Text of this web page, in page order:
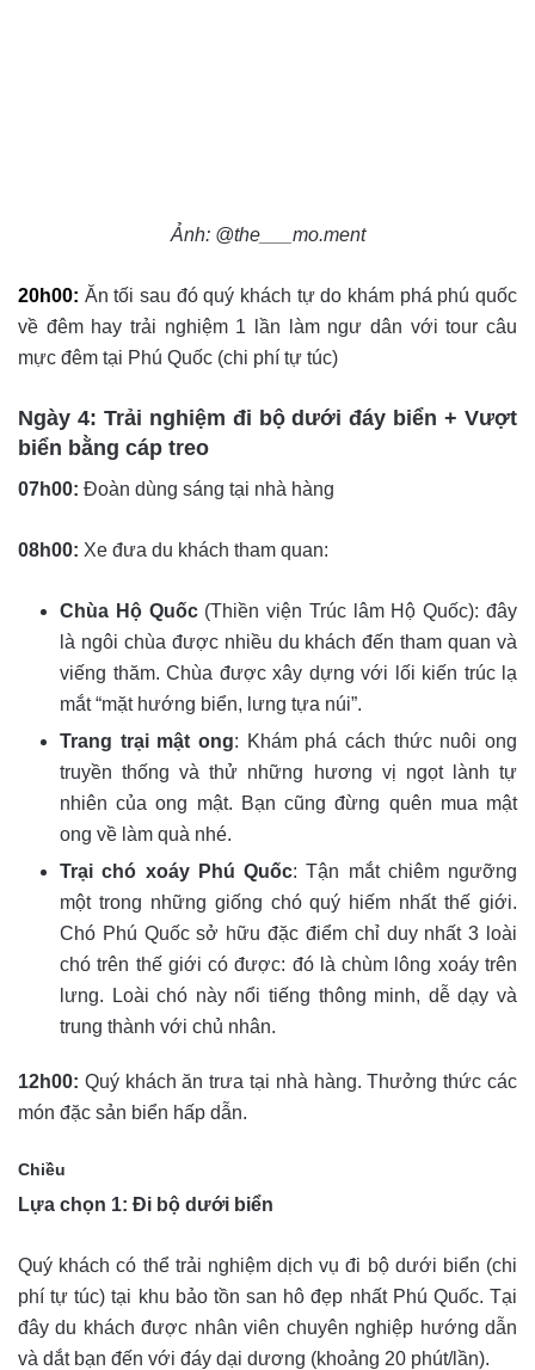
Ảnh: @the___mo.ment
20h00: Ăn tối sau đó quý khách tự do khám phá phú quốc
về đêm hay trải nghiệm 1 lần làm ngư dân với tour câu
mực đêm tại Phú Quốc (chi phí tự túc)
Ngày 4: Trải nghiệm đi bộ dưới đáy biển + Vượt
biển bằng cáp treo
07h00: Đoàn dùng sáng tại nhà hàng
08h00: Xe đưa du khách tham quan:
Chùa Hộ Quốc (Thiền viện Trúc lâm Hộ Quốc): đây
là ngôi chùa được nhiều du khách đến tham quan và
viếng thăm. Chùa được xây dựng với lối kiến trúc lạ
mắt “mặt hướng biển, lưng tựa núi”.
Trang trại mật ong: Khám phá cách thức nuôi ong
truyền thống và thử những hương vị ngọt lành tự
nhiên của ong mật. Bạn cũng đừng quên mua mật
ong về làm quà nhé.
Trại chó xoáy Phú Quốc: Tận mắt chiêm ngưỡng
một trong những giống chó quý hiếm nhất thế giới.
Chó Phú Quốc sở hữu đặc điểm chỉ duy nhất 3 loài
chó trên thế giới có được: đó là chùm lông xoáy trên
lưng. Loài chó này nổi tiếng thông minh, dễ dạy và
trung thành với chủ nhân.
12h00: Quý khách ăn trưa tại nhà hàng. Thưởng thức các
món đặc sản biển hấp dẫn.
Chiều
Lựa chọn 1: Đi bộ dưới biển
Quý khách có thể trải nghiệm dịch vụ đi bộ dưới biển (chi
phí tự túc) tại khu bảo tồn san hô đẹp nhất Phú Quốc. Tại
đây du khách được nhân viên chuyên nghiệp hướng dẫn
và dắt bạn đến với đáy dại dương (khoảng 20 phút/lần).